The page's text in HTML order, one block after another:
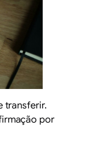
transferir.
por